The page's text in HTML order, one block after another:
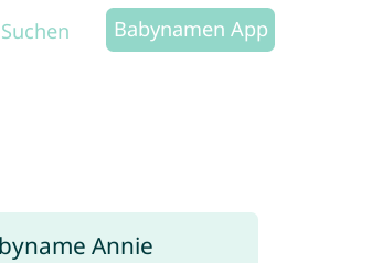
Babynamen App